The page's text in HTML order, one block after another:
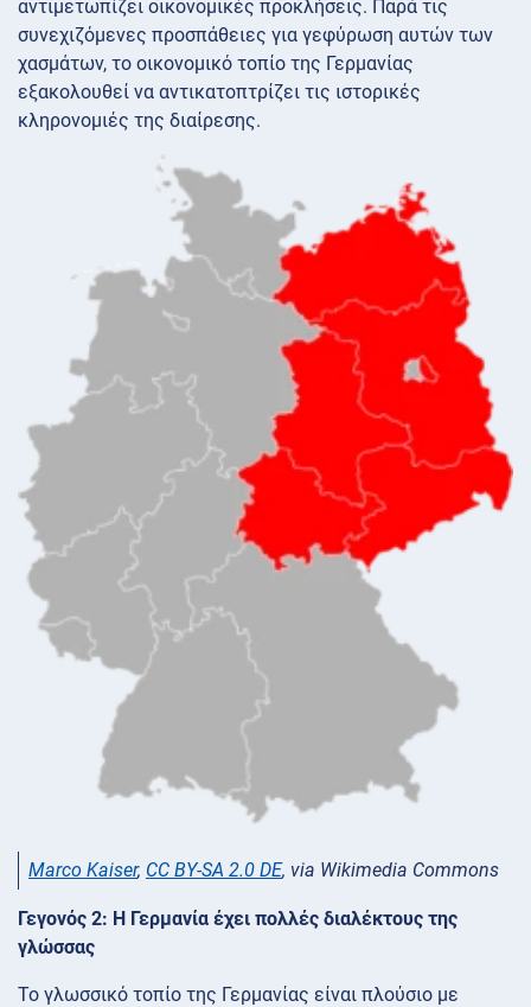
αντιμετωπίζει οικονομικές προκλήσεις. Παρά τις
συνεχιζόμενες προσπάθειες για γεφύρωση αυτών των
χασμάτων, το οικονομικό τοπίο της Γερμανίας
εξακολουθεί να αντικατοπτρίζει τις ιστορικές
κληρονομιές της διαίρεσης.
Marco Kaiser, CC BY-SA 2.0 DE, via Wikimedia Commons
Γεγονός 2: Η Γερμανία έχει πολλές διαλέκτους της
γλώσσας
Το γλωσσικό τοπίο της Γερμανίας είναι πλούσιο με